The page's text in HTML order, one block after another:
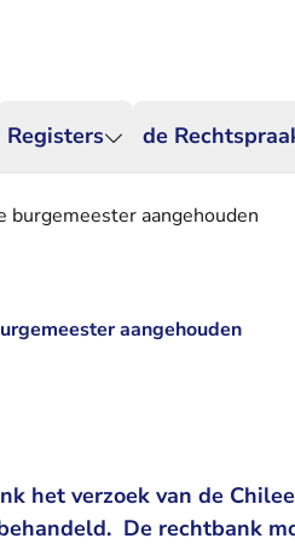
Registers de
aangehouden
aangehouden
het verzoek van de
De rechtbank